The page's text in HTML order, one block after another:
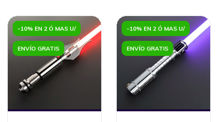
-10% EN 2 Ó MAS U/
ENVÍO GRATIS
-10% EN 2 Ó MAS U/
ENVÍO GRATIS